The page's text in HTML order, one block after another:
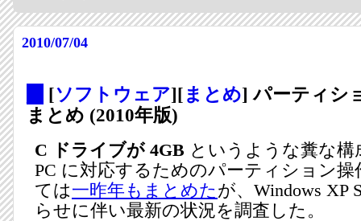
2010/07/04
[ソフトウェア][まとめ] パーティシ
まとめ (2010年版)
C ドライブが 4GB というような糞な
PC に対応するためのパーティション
ては一昨年もまとめた が、Windows XP
らせに伴い最新の状況を調査した。